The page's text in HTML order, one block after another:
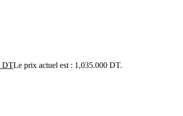
DTLe prix actuel est : 1,035.000 DT.